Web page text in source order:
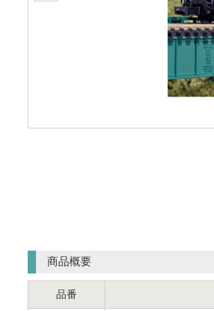
商品概要
品番